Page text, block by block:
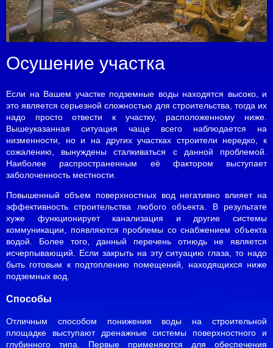
Осушение участка
Если на Вашем участке подземные воды находятся высоко, и
это является серьезной сложностью для строительства, тогда их
надо просто отвести к участку, расположенному ниже.
Вышеуказанная ситуация чаще всего наблюдается на
низменности, но и на других участках строители нередко, к
сожалению, вынуждены сталкиваться с данной проблемой.
Наиболее распространенным её фактором выступает
заболоченность местности.
Повышенный объем поверхностных вод негативно влияет на
эффективность строительства любого объекта. В результате
хуже функционирует канализация и другие системы
коммуникации, появляются проблемы со снабжением объекта
водой. Более того, данный перечень отнюдь не является
исчерпывающий. Если закрыть на эту ситуацию глаза, то надо
быть готовым к подтоплению помещений, находящихся ниже
подземных вод.
Способы
Отличным способом понижения воды на строительной
площадке выступают дренажные системы поверхностного и
глубинного типа. Первые применяются для обеспечения